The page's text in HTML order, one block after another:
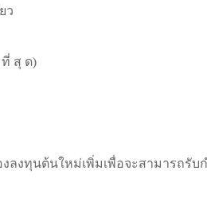
ว
สุ ด)
งทุนต้นใหม่เพิ่มเพื่อจะสามารถรับ